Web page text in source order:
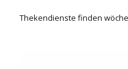
Thekendienste finden